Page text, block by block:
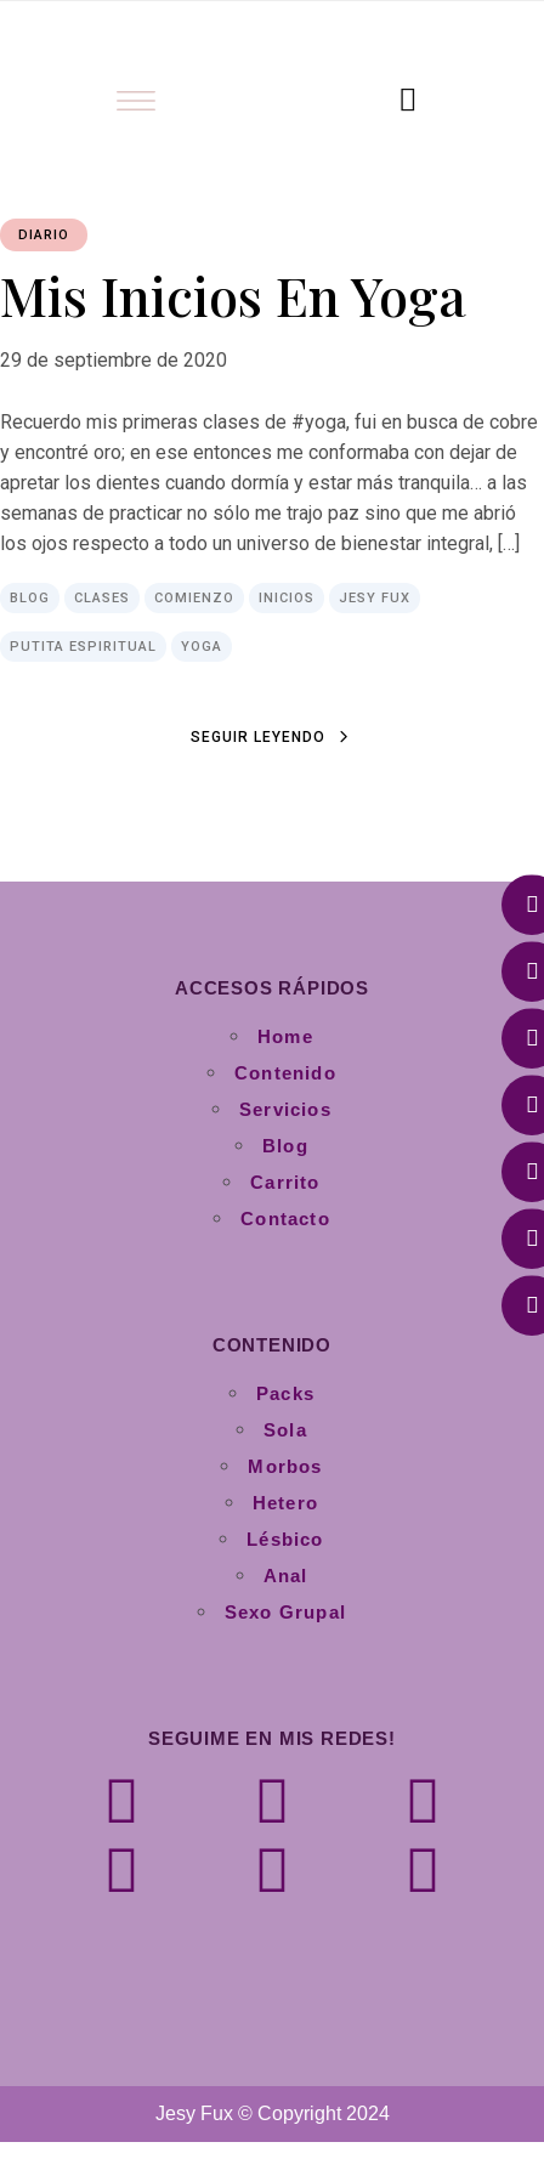
DIARIO
Mis Inicios En Yoga
29 de septiembre de 2020
Recuerdo mis primeras clases de #yoga, fui en busca de cobre
y encontré oro; en ese entonces me conformaba con dejar de
apretar los dientes cuando dormía y estar más tranquila… a las
semanas de practicar no sólo me trajo paz sino que me abrió
los ojos respecto a todo un universo de bienestar integral, […]
BLOG CLASES COMIENZO INICIOS JESY FUX
PUTITA ESPIRITUAL YOGA
SEGUIR LEYENDO
ACCESOS RÁPIDOS
Home
Contenido
Servicios
Blog
Carrito
Contacto
CONTENIDO
Packs
Sola
Morbos
Hetero
Lésbico
Anal
Sexo Grupal
SEGUIME EN MIS REDES!
Jesy Fux © Copyright 2024